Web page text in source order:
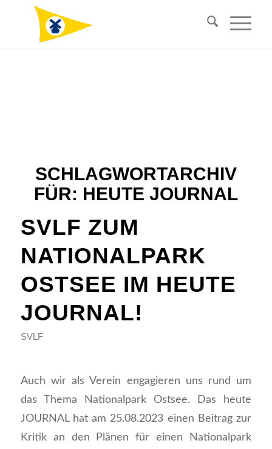
SCHLAGWORTARCHIV
FÜR: HEUTE JOURNAL
SVLF ZUM
NATIONALPARK
OSTSEE IM HEUTE
JOURNAL!
SVLF
Auch wir als Verein engagieren uns rund um
das Thema Nationalpark Ostsee. Das heute
JOURNAL hat am 25.08.2023 einen Beitrag zur
Kritik an den Plänen für einen Nationalpark